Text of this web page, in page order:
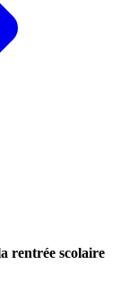
rentrée scolaire